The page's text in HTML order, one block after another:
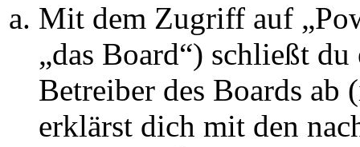
Mit dem Zugriff auf
„das Board“) schließt
Betreiber des Boards ab
erklärst dich mit den